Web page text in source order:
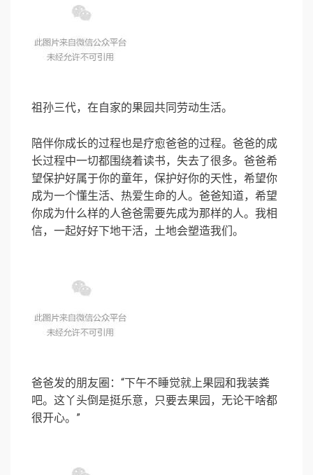
祖孙三代，在自家的果园共同劳动生活。
陪伴你成长的过程也是疗愈爸爸的过程。爸爸的成
长过程中一切都围绕着读书，失去了很多。爸爸希
望保护好属于你的童年，保护好你的天性，希望你
成为一个懂生活、热爱生命的人。爸爸知道，希望
你成为什么样的人爸爸需要先成为那样的人。我相
信，一起好好下地干活，土地会塑造我们。
爸爸发的朋友圈：“下午不睡觉就上果园和我装粪
吧。这丫头倒是挺乐意，只要去果园，无论干啥都
很开心。”